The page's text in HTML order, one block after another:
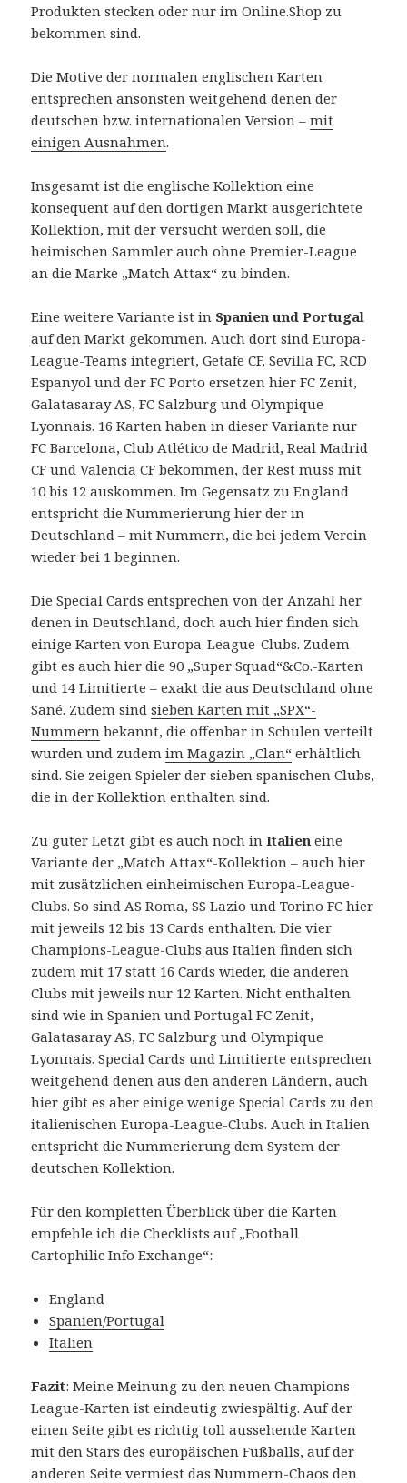
Produkten stecken oder nur im Online.Shop zu
bekommen sind.
Die Motive der normalen englischen Karten
entsprechen ansonsten weitgehend denen der
deutschen bzw. internationalen Version –mit
einigen Ausnahmen.
Insgesamt ist die englische Kollektion eine
konsequent auf den dortigen Markt ausgerichtete
Kollektion, mit der versucht werden soll, die
heimischen Sammler auch ohne Premier-League
an die Marke „Match Attax“ zu binden.
Eine weitere Variante ist in Spanien und Portugal
auf den Markt gekommen. Auch dort sind Europa-
League-Teams integriert, Getafe CF, Sevilla FC, RCD
Espanyol und der FC Porto ersetzen hier FC Zenit,
Galatasaray AS, FC Salzburg und Olympique
Lyonnais. 16 Karten haben in dieser Variante nur
FC Barcelona, Club Atlético de Madrid, Real Madrid
CF und Valencia CF bekommen, der Rest muss mit
10 bis 12 auskommen. Im Gegensatz zu England
entspricht die Nummerierung hier der in
Deutschland – mit Nummern, die bei jedem Verein
wieder bei 1 beginnen.
Die Special Cards entsprechen von der Anzahl her
denen in Deutschland, doch auch hier finden sich
einige Karten von Europa-League-Clubs. Zudem
gibt es auch hier die 90 „Super Squad“&Co.-Karten
und 14 Limitierte – exakt die aus Deutschland ohne
Sané. Zudem sindsieben Karten mit „SPX“-
Nummern bekannt, die offenbar in Schulen verteilt
wurden und zudemim Magazin „Clan“ erhältlich
sind. Sie zeigen Spieler der sieben spanischen Clubs,
die in der Kollektion enthalten sind.
Zu guter Letzt gibt es auch noch inItalien eine
Variante der „Match Attax“-Kollektion – auch hier
mit zusätzlichen einheimischen Europa-League-
Clubs. So sind AS Roma, SS Lazio und Torino FC hier
mit jeweils 12 bis 13 Cards enthalten. Die vier
Champions-League-Clubs aus Italien finden sich
zudem mit 17 statt 16 Cards wieder, die anderen
Clubs mit jeweils nur 12 Karten. Nicht enthalten
sind wie in Spanien und Portugal FC Zenit,
Galatasaray AS, FC Salzburg und Olympique
Lyonnais. Special Cards und Limitierte entsprechen
weitgehend denen aus den anderen Ländern, auch
hier gibt es aber einige wenige Special Cards zu den
italienischen Europa-League-Clubs. Auch in Italien
entspricht die Nummerierung dem System der
deutschen Kollektion.
Für den kompletten Überblick über die Karten
empfehle ich die Checklists auf „Football
Cartophilic Info Exchange“:
England
Spanien/Portugal
Italien
Fazit: Meine Meinung zu den neuen Champions-
League-Karten ist eindeutig zwiespältig. Auf der
einen Seite gibt es richtig toll aussehende Karten
mit den Stars des europäischen Fußballs, auf der
anderen Seite vermiest das Nummern-Chaos den